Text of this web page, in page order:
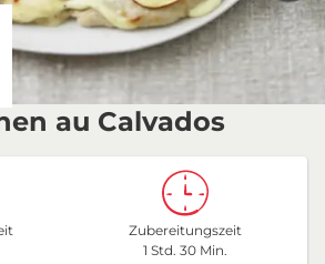
au Calvados
Zubereitungszeit
1 Std. 30 Min.